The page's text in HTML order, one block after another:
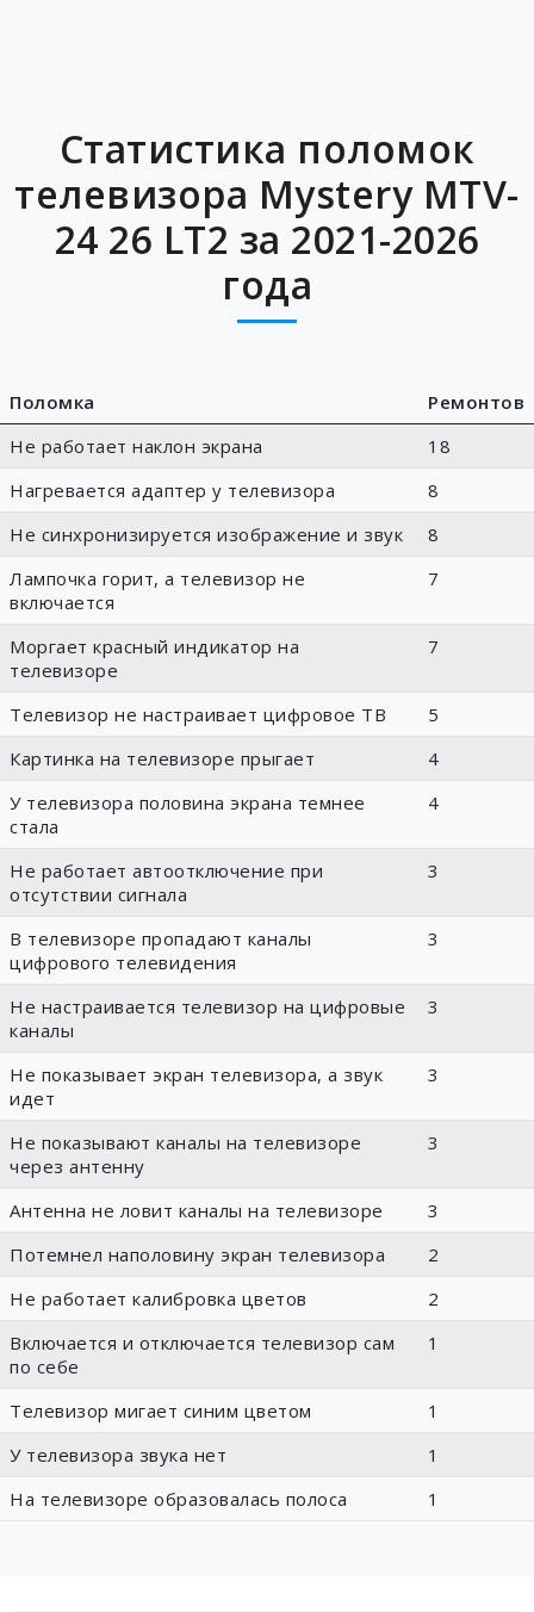
Статистика поломок
телевизора Mystery MTV-
24 26 LT2 за 2021-2026
года
Поломка
Ремонтов
Не работает наклон экрана
18
Нагревается адаптер у телевизора
8
Не синхронизируется изображение и звук
8
Лампочка горит, а телевизор не
включается
7
Моргает красный индикатор на
телевизоре
7
Телевизор не настраивает цифровое ТВ
5
Картинка на телевизоре прыгает
4
У телевизора половина экрана темнее
стала
4
Не работает автоотключение при
отсутствии сигнала
3
В телевизоре пропадают каналы
цифрового телевидения
3
Не настраивается телевизор на цифровые
каналы
3
Не показывает экран телевизора, а звук
идет
3
Не показывают каналы на телевизоре
через антенну
3
Антенна не ловит каналы на телевизоре
3
Потемнел наполовину экран телевизора
2
Не работает калибровка цветов
2
Включается и отключается телевизор сам
по себе
1
Телевизор мигает синим цветом
1
У телевизора звука нет
1
На телевизоре образовалась полоса
1